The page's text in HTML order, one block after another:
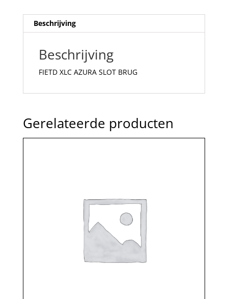
Beschrijving
Beschrijving
FIETD XLC AZURA SLOT BRUG
Gerelateerde producten